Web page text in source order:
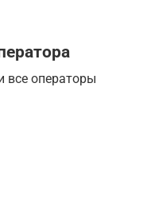
все операторы